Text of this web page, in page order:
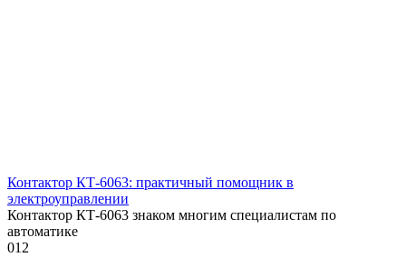
Контактор КТ-6063: практичный помощник в
электроуправлении
Контактор КТ-6063 знаком многим специалистам по
автоматике
012